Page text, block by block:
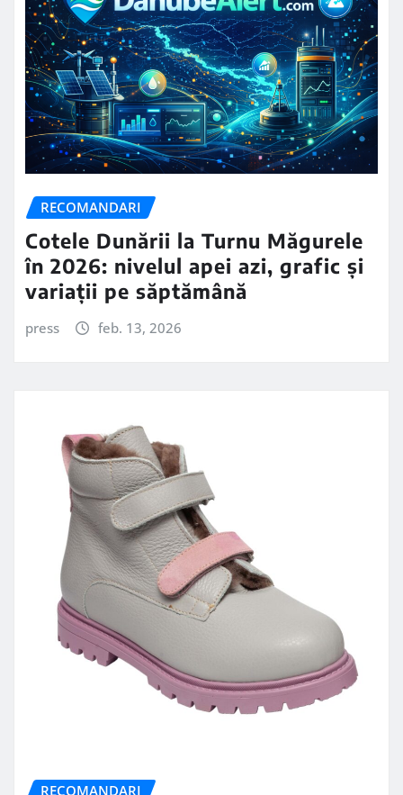
RECOMANDARI
Cotele Dunării la Turnu Măgurele
în 2026: nivelul apei azi, grafic și
variații pe săptămână
press feb. 13, 2026
RECOMANDARI